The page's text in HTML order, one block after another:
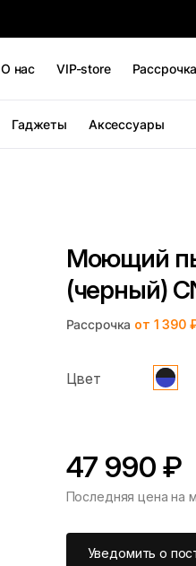
О нас VIP-store Рассрочка
Гаджеты Аксессуары
Моющий
(черный)
Рассрочка от 1 390
Цвет
47 990 ₽
*Скидка
Последняя цена на
Уведомить о